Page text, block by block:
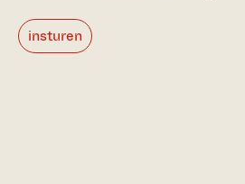
insturen